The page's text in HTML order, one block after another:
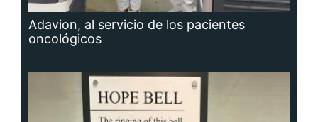
Adavion, al servicio de los pacientes
oncológicos